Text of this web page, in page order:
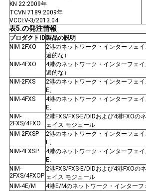
KN 22:2009年
TCVN 7189:2009年
VCCI:V-3/2013.04
表5.の発注情報
プロダクトID製品の説明
NIM-2FXO
2港のネットワーク・インターフェ
遍的な）
NIM-4FXO
4港のネットワーク・インターフェ
遍的な）
NIM-2FXS
2港のネットワーク・インターフェイ
E、
NIM-4FXS
4港のネットワーク・インターフェイ
E、
NIM-
2FXS/4FXO
2港FXS/FXS-E/DIDおよび4港FXOの
ェイス モジュール
NIM-2FXSP
2港のネットワーク・インターフェイ
E、
NIM-4FXSP
4港のネットワーク・インターフェイ
E、
NIM-
2FXS/4FXOP
2港FXS/FXS-E/DIDおよび4港FXOの
ェイス モジュール
NIM-4E/M
4港E/Mのネットワーク・インターフ